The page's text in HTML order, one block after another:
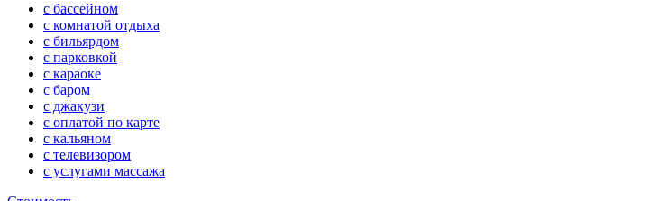
с бассейном
с комнатой отдыха
с бильярдом
с парковкой
с караоке
с баром
с джакузи
с оплатой по карте
с кальяном
с телевизором
с услугами массажа